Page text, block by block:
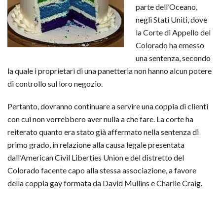
parte dell’Oceano,
negli Stati Uniti, dove
la Corte di Appello del
Colorado ha emesso
una sentenza, secondo
la quale i proprietari di una panetteria non hanno alcun potere
di controllo sul loro negozio.
Pertanto, dovranno continuare a servire una coppia di clienti
con cui non vorrebbero aver nulla a che fare. La corte ha
reiterato quanto era stato già affermato nella sentenza di
primo grado, in relazione alla causa legale presentata
dall’American Civil Liberties Union e del distretto del
Colorado facente capo alla stessa associazione, a favore
della coppia gay formata da David Mullins e Charlie Craig.